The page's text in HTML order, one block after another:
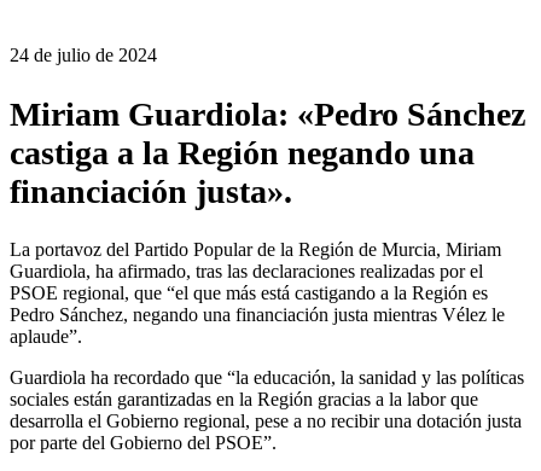
24 de julio de 2024
Miriam Guardiola: «Pedro Sánchez
castiga a la Región negando una
financiación justa».
La portavoz del Partido Popular de la Región de Murcia, Miriam
Guardiola, ha afirmado, tras las declaraciones realizadas por el
PSOE regional, que “el que más está castigando a la Región es
Pedro Sánchez, negando una financiación justa mientras Vélez le
aplaude”.
Guardiola ha recordado que “la educación, la sanidad y las políticas
sociales están garantizadas en la Región gracias a la labor que
desarrolla el Gobierno regional, pese a no recibir una dotación justa
por parte del Gobierno del PSOE”.